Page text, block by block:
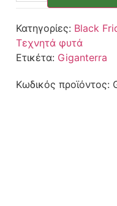
Κατηγορίες: Black
Τεχνητά φυτά
Ετικέτα: Giganterra
Κωδικός προϊόντος: